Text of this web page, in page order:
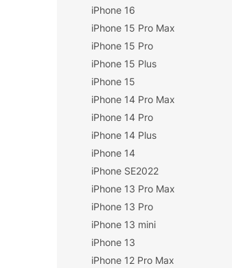
iPhone 16
iPhone 15 Pro Max
iPhone 15 Pro
iPhone 15 Plus
iPhone 15
iPhone 14 Pro Max
iPhone 14 Pro
iPhone 14 Plus
iPhone 14
iPhone SE2022
iPhone 13 Pro Max
iPhone 13 Pro
iPhone 13 mini
iPhone 13
iPhone 12 Pro Max